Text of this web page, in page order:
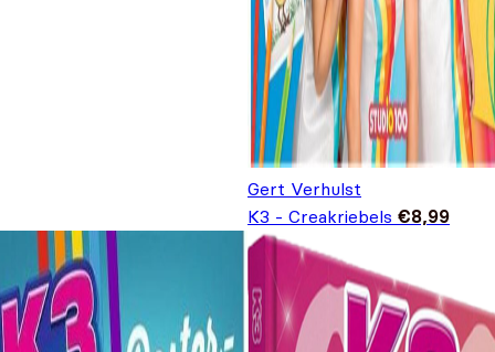
Gert Verhulst
K3 - Creakriebels €8,99